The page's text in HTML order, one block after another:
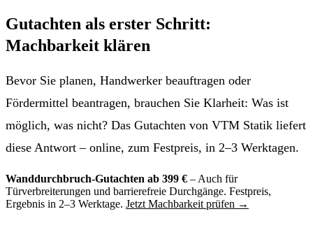
Gutachten als erster Schritt:
Machbarkeit klären
Bevor Sie planen, Handwerker beauftragen oder
Fördermittel beantragen, brauchen Sie Klarheit: Was ist
möglich, was nicht? Das Gutachten von VTM Statik liefert
diese Antwort – online, zum Festpreis, in 2–3 Werktagen.
Wanddurchbruch-Gutachten ab 399 € – Auch für
Türverbreiterungen und barrierefreie Durchgänge. Festpreis,
Ergebnis in 2–3 Werktage. Jetzt Machbarkeit prüfen →